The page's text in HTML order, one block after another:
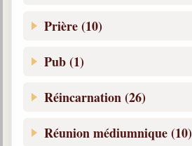
Prière (10)
Pub (1)
Réincarnation (26)
Réunion médiumnique (10)